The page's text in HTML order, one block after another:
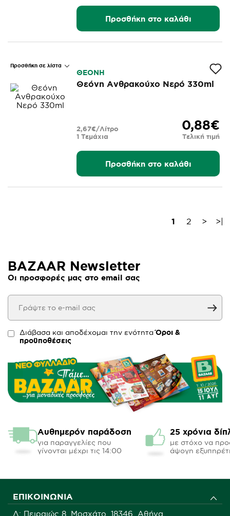
Προσθήκη στο καλάθι
Προσθήκη σε λίστα
ΘΕΟΝΗ
Θεόνη Ανθρακούχο Νερό 330ml
0,88€
Τελική τιμή
1 Τεμάχια
2,67€/Λίτρο
Προσθήκη στο καλάθι
1 2 > >|
BAZAAR Newsletter
Οι προσφορές μας στο email σας
Διάβασα και αποδέχομαι την ενότηταΌροι &
προϋποθέσεις
Αυθημερόν παράδοση
για παραγγελίες που
γίνονται μέχρι τις 14:00
25 χρόνια
με στόχο να
άψογη
ΕΠΙΚΟΙΝΩΝΊΑ
Δ: Πειραιώς 8, Μοσχάτο, 18346, Αθήνα